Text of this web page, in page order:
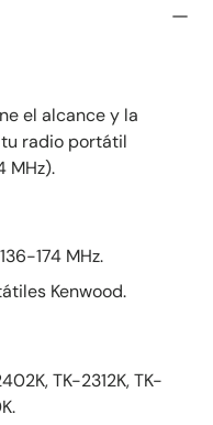
el alcance y la
radio portátil
MHz).
174 MHz.
Kenwood.
TK-2312K, TK-